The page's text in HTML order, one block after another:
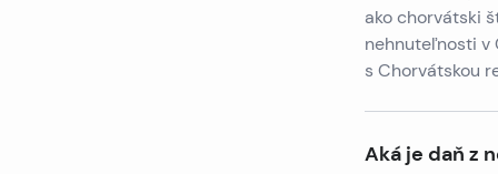
ako chorvátski
nehnuteľnosti v
s Chorvátskou
Aká je daň z